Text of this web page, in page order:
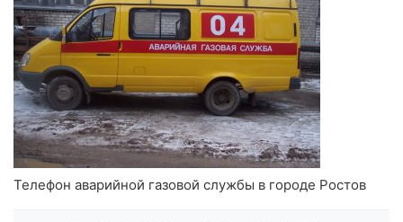
Телефон аварийной газовой службы в городе Ростов